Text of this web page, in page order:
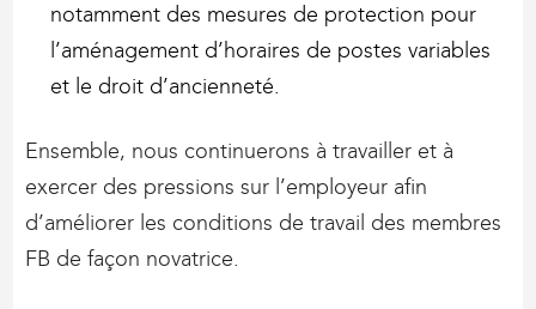
notamment des mesures de protection pour
l’aménagement d’horaires de postes variables
et le droit d’ancienneté.
Ensemble, nous continuerons à travailler et à
exercer des pressions sur l’employeur afin
d’améliorer les conditions de travail des membres
FB de façon novatrice.